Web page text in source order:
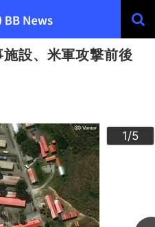
設、米軍攻撃前後
1/5
2/5
3/5
4/5
5/5